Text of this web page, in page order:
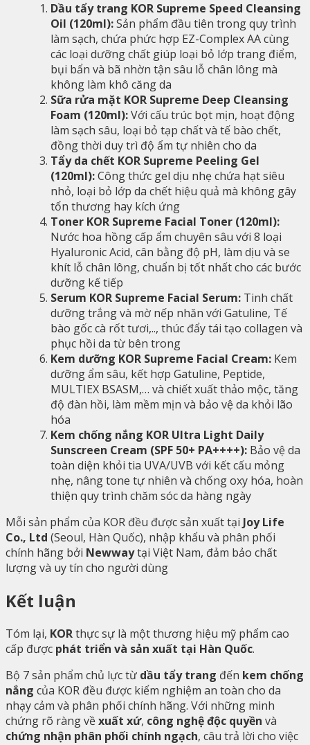
Dầu tẩy trang KOR Supreme Speed Cleansing
Oil (120ml):Sản phẩm đầu tiên trong quy trình
làm sạch, chứa phức hợp EZ-Complex AA cùng
các loại dưỡng chất giúp loại bỏ lớp trang điểm,
bụi bẩn và bã nhờn tận sâu lỗ chân lông mà
không làm khô căng da
Sữa rửa mặt KOR Supreme Deep Cleansing
Foam (120ml):Với cấu trúc bọt mịn, hoạt động
làm sạch sâu, loại bỏ tạp chất và tế bào chết,
đồng thời duy trì độ ẩm tự nhiên cho da
Tẩy da chết KOR Supreme Peeling Gel
(120ml):Công thức gel dịu nhẹ chứa hạt siêu
nhỏ, loại bỏ lớp da chết hiệu quả mà không gây
tổn thương hay kích ứng
Toner KOR Supreme Facial Toner (120ml):
Nước hoa hồng cấp ẩm chuyên sâu với 8 loại
Hyaluronic Acid, cân bằng độ pH, làm dịu và se
khít lỗ chân lông, chuẩn bị tốt nhất cho các bước
dưỡng kế tiếp
Serum KOR Supreme Facial Serum: Tinh chất
dưỡng trắng và mờ nếp nhăn với Gatuline, Tế
bào gốc cà rốt tươi,.., thúc đẩy tái tạo collagen và
phục hồi da từ bên trong
Kem dưỡng KOR Supreme Facial Cream: Kem
dưỡng ẩm sâu, kết hợp Gatuline, Peptide,
MULTIEX BSASM,… và chiết xuất thảo mộc, tăng
độ đàn hồi, làm mềm mịn và bảo vệ da khỏi lão
hóa
Kem chống nắng KOR Ultra Light Daily
Sunscreen Cream (SPF 50+ PA++++): Bảo vệ da
toàn diện khỏi tia UVA/UVB với kết cấu mỏng
nhẹ, nâng tone tự nhiên và chống oxy hóa, hoàn
thiện quy trình chăm sóc da hàng ngày
Mỗi sản phẩm của KOR đều được sản xuất tại Joy Life
Co., Ltd (Seoul, Hàn Quốc), nhập khẩu và phân phối
chính hãng bởi Newwaytại Việt Nam, đảm bảo chất
lượng và uy tín cho người dùng
Kết luận
Tóm lại, KORthực sự là một thương hiệu mỹ phẩm cao
cấp được phát triển và sản xuất tại Hàn Quốc.
Bộ 7 sản phẩm chủ lực từ dầu tẩy trang đến kem chống
nắng của KOR đều được kiểm nghiệm an toàn cho da
nhạy cảm và phân phối chính hãng. Với những minh
chứng rõ ràng vềxuất xứ, công nghệ độc quyền và
chứng nhận phân phối chính ngạch, câu trả lời cho việc